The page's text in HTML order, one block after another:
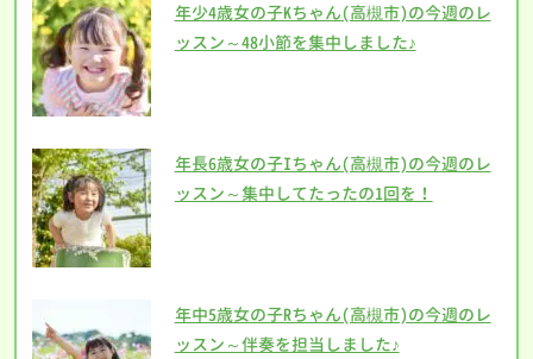
年少4歳女の子Kちゃん(高槻市)の今週のレ
ッスン～48小節を集中しました♪
年長6歳女の子Iちゃん(高槻市)の今週のレ
ッスン～集中してたったの1回を！
年中5歳女の子Rちゃん(高槻市)の今週のレ
ッスン～伴奏を担当しました♪